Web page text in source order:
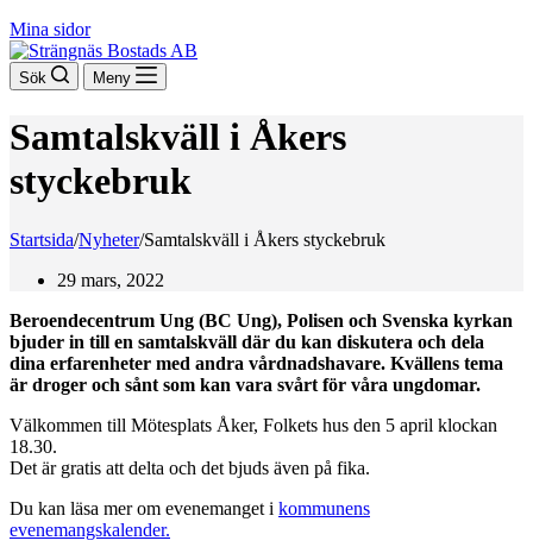
Mina sidor
Sök Meny
Samtalskväll i Åkers
styckebruk
Startsida/Nyheter/Samtalskväll i Åkers styckebruk
29 mars, 2022
Beroendecentrum Ung (BC Ung), Polisen och Svenska kyrkan
bjuder in till en samtalskväll där du kan diskutera och dela
dina erfarenheter med andra vårdnadshavare. Kvällens tema
är droger och sånt som kan vara svårt för våra ungdomar.
Välkommen till Mötesplats Åker, Folkets hus den 5 april klockan
18.30.
Det är gratis att delta och det bjuds även på fika.
Du kan läsa mer om evenemanget i kommunens
evenemangskalender.